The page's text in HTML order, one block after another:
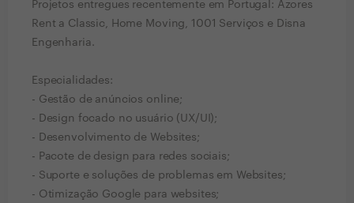
Projetos entregues recentemente em Portugal: Azores
Rent a Classic, Home Moving, 1001 Serviços e Disna
Engenharia.
Especialidades:
- Gestão de anúncios online;
- Design focado no usuário (UX/UI);
- Desenvolvimento de Websites;
- Pacote de design para redes sociais;
- Suporte e soluções de problemas em Websites;
- Otimização Google para websites;